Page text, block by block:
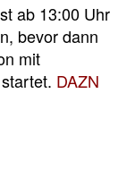
ab 13:00 Uhr
bevor dann
mit
DAZN